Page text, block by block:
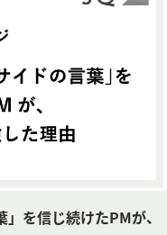
を信じ続けたPMが、